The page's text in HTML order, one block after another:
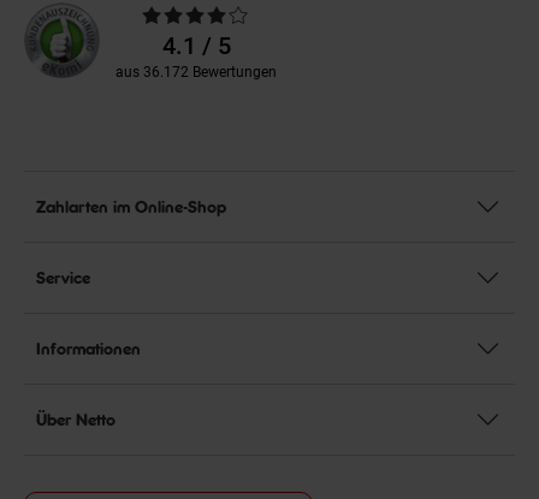
Durchschnittliche
Bewertungen4.1 / 5
aus 36.172 Bewertungen
Zahlarten im Online-Shop
Service
Informationen
Über Netto